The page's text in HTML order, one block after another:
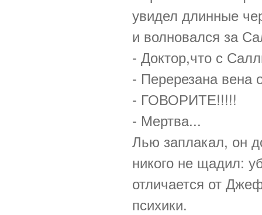
увидел длинные
и волновался за
- Доктор,что с
- Перерезана вена
- ГОВОРИТЕ!!!!!
- Мертва...
Лью заплакал, он
никого не щадил:
отличается от
психики.